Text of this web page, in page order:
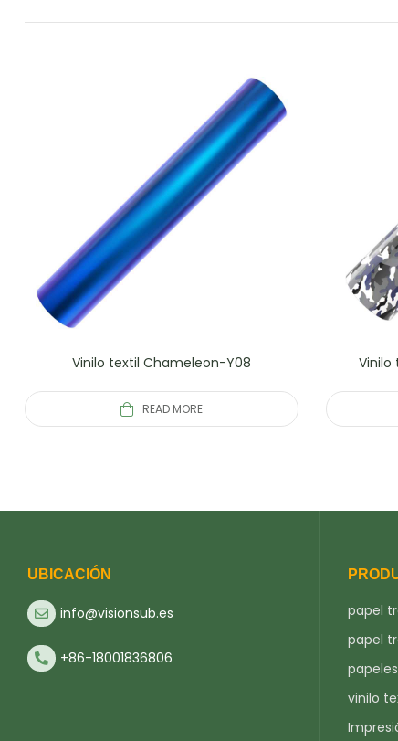
Vinilo textil Chameleon-Y08
READ MORE
Vinilo
UBICACIÓN
info@visionsub.es
+86-18001836806
papel
papel
vinilo